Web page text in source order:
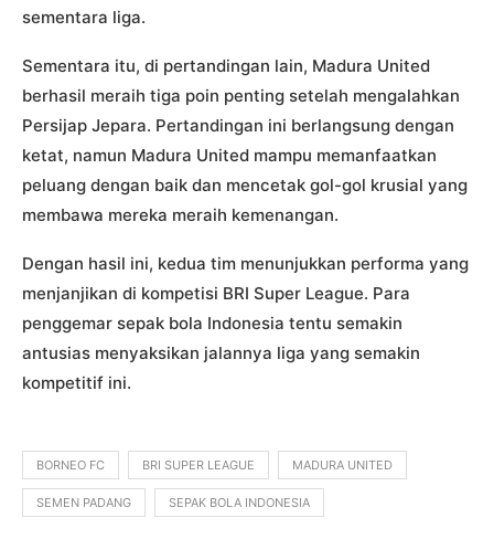
sementara liga.
Sementara itu, di pertandingan lain, Madura United
berhasil meraih tiga poin penting setelah mengalahkan
Persijap Jepara. Pertandingan ini berlangsung dengan
ketat, namun Madura United mampu memanfaatkan
peluang dengan baik dan mencetak gol-gol krusial yang
membawa mereka meraih kemenangan.
Dengan hasil ini, kedua tim menunjukkan performa yang
menjanjikan di kompetisi BRI Super League. Para
penggemar sepak bola Indonesia tentu semakin
antusias menyaksikan jalannya liga yang semakin
kompetitif ini.
BORNEO FC BRI SUPER LEAGUE MADURA UNITED
SEMEN PADANG SEPAK BOLA INDONESIA